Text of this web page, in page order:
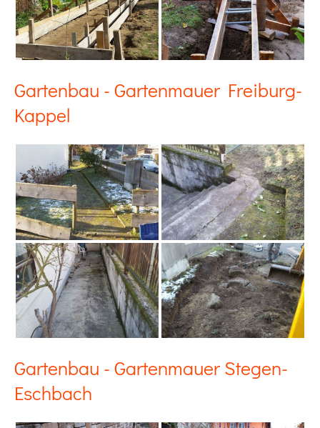
Gartenbau - Gartenmauer Freiburg-
Kappel
Gartenbau - Gartenmauer Stegen-
Eschbach